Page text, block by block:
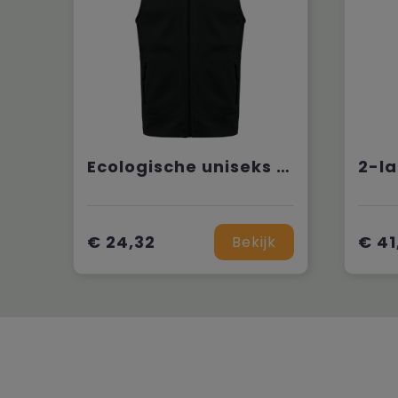
Ecologische uniseks bodywarmer van microfleece
€ 24,32 Bekijk €